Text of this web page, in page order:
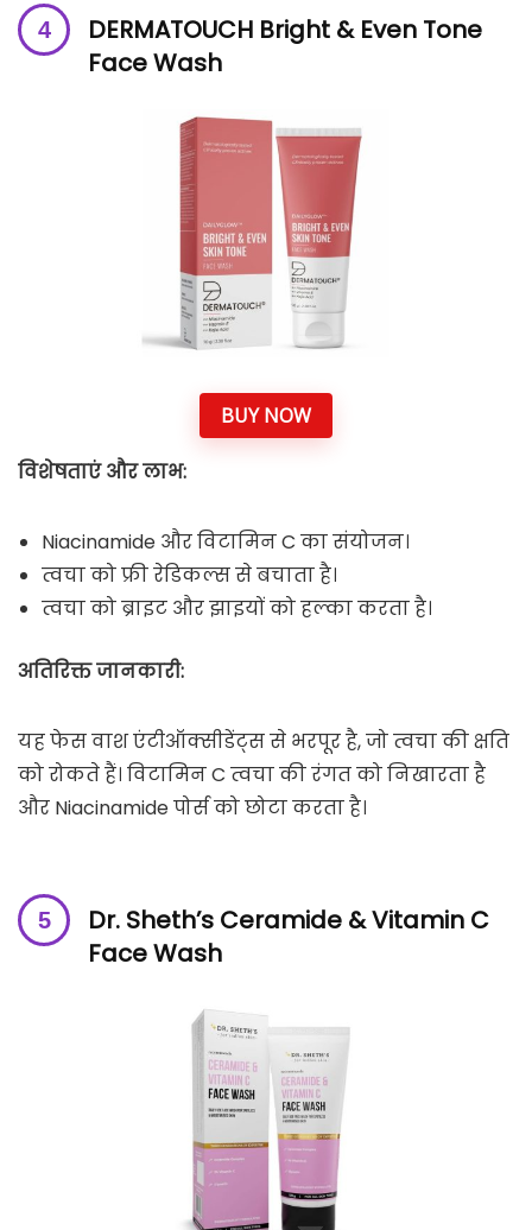
DERMATOUCH Bright & Even Tone
Face Wash
BUY NOW
विशेषताएं और लाभ:
Niacinamide और विटामिन C का संयोजन।
त्वचा को फ्री रेडिकल्स से बचाता है।
त्वचा को ब्राइट और झाइयों को हल्का करता है।
अतिरिक्त जानकारी:
यह फेस वाश एंटीऑक्सीडेंट्स से भरपूर है, जो त्वचा की क्षति
को रोकते हैं। विटामिन C त्वचा की रंगत को निखारता है
और Niacinamide पोर्स को छोटा करता है।
Dr. Sheth’s Ceramide & Vitamin C
Face Wash